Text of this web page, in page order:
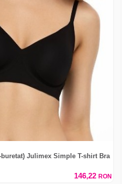
Julimex Simple T-shirt Bra
146,22 RON